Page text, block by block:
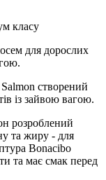
класу
для дорослих
створений
із зайвою вагою.
розроблений
та жиру - для
Bonacibo
та має смак перед